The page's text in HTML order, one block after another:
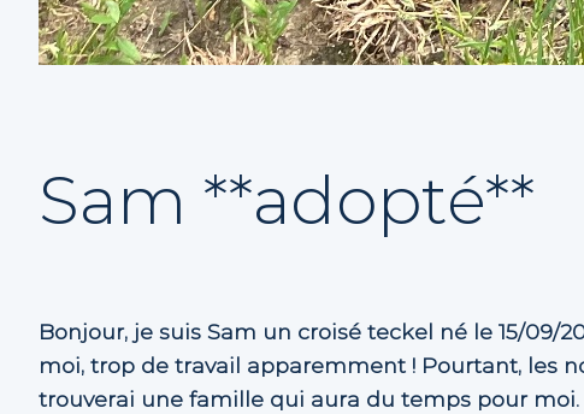
Sam **adopté**
Bonjour, je suis Sam un croisé teckel né le 15/09/
moi, trop de travail apparemment ! Pourtant, les
trouverai une famille qui aura du temps pour moi.